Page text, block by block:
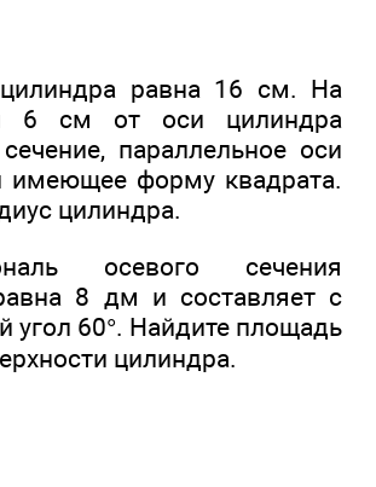
равна 16 см. На
6 см от оси цилиндра
параллельное оси
имеющее форму квадрата.
цилиндра.
осевого сечения
8 дм и составляет с
угол 60°. Найдите площадь
цилиндра.